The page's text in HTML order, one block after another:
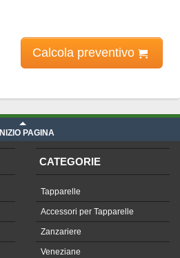
Calcola preventivo
INIZIO PAGINA
CATEGORIE
Tapparelle
Accessori per Tapparelle
Zanzariere
Veneziane